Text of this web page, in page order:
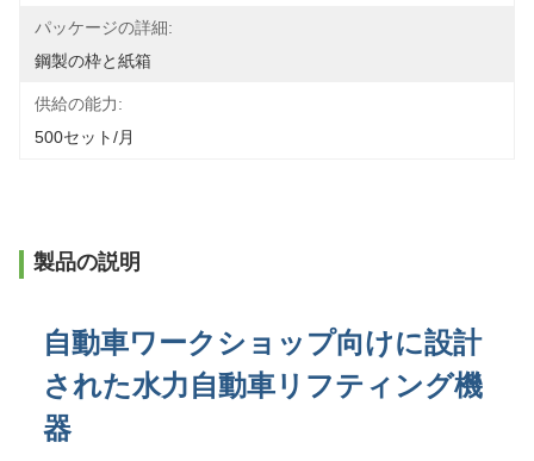
パッケージの詳細:
鋼製の枠と紙箱
供給の能力:
500セット/月
製品の説明
自動車ワークショップ向けに設計
された水力自動車リフティング機
器